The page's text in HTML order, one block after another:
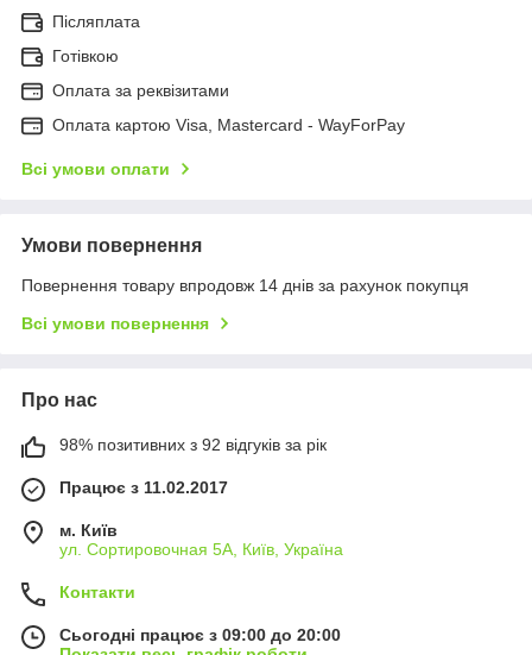
Післяплата
Готівкою
Оплата за реквізитами
Оплата картою Visa, Mastercard - WayForPay
Всі умови оплати
Умови повернення
Повернення товару впродовж 14 днів за рахунок покупця
Всі умови повернення
Про нас
98% позитивних з 92 відгуків за рік
Працює з 11.02.2017
м. Київ
ул. Сортировочная 5А, Київ, Україна
Контакти
Сьогодні працює з 09:00 до 20:00